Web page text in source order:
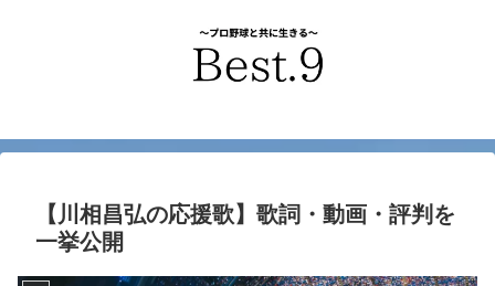
【川相昌弘の応援歌】歌詞・動画・評判を
一挙公開